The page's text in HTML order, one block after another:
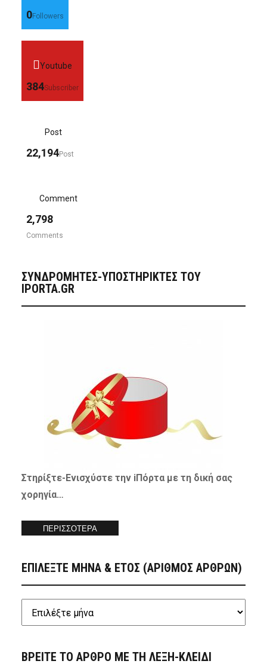
0Followers
Youtube
384Subscriber
Post
22,194Post
Comment
2,798
Comments
ΣΥΝΔΡΟΜΗΤΈΣ-ΥΠΟΣΤΗΡΙΚΤΈΣ ΤΟΥ
IPORTA.GR
Στηρίξτε-Ενισχύστετην iΠόρτα με τη δική σας
χορηγία…
ΠΕΡΙΣΣΟΤΕΡΑ
ΕΠΙΛΕΞΤΕ ΜΗΝΑ & ΕΤΟΣ (ΑΡΙΘΜΟΣ ΑΡΘΡΩΝ)
ΒΡΕΙΤΕ ΤΟ ΑΡΘΡΟ ΜΕ ΤΗ ΛΕΞΗ-ΚΛΕΙΔΙ